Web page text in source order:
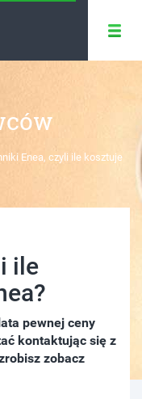
Enea, czyli ile kosztuje
ile
pewnej ceny
kontaktując się z
zobacz